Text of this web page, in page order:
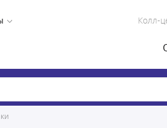
Колл-